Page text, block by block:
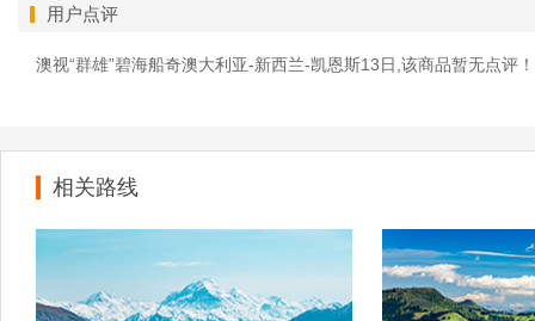
用户点评
澳视“群雄”碧海船奇澳大利亚-新西兰-凯恩斯13日,该商品暂无点评！
相关路线